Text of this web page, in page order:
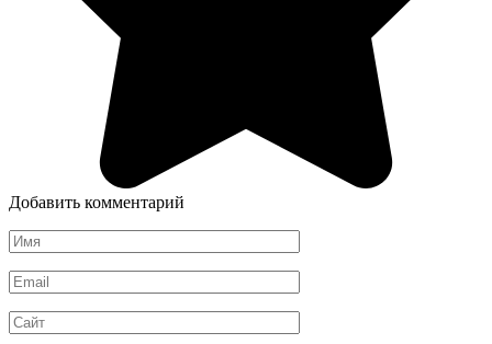
Добавить комментарий
Имя
*
Email
*
Сайт